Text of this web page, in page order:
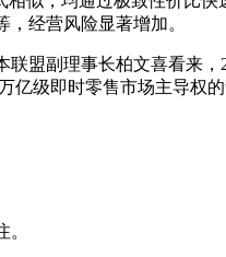
经营风险显著增加。
副理事长柏文喜看来，
亿级即时零售市场主导